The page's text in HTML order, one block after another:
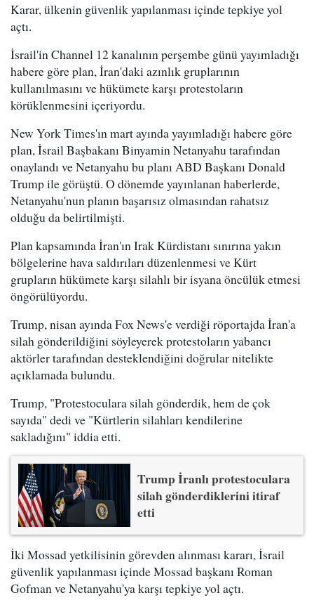
Karar, ülkenin güvenlik yapılanması içinde tepkiye yol
açtı.
İsrail'in Channel 12 kanalının perşembe günü yayımladığı
habere göre plan, İran'daki azınlık gruplarının
kullanılmasını ve hükümete karşı protestoların
körüklenmesini içeriyordu.
New York Times'ın mart ayında yayımladığı habere göre
plan, İsrail Başbakanı Binyamin Netanyahu tarafından
onaylandı ve Netanyahu bu planı ABD Başkanı Donald
Trump ile görüştü. O dönemde yayınlanan haberlerde,
Netanyahu'nun planın başarısız olmasından rahatsız
olduğu da belirtilmişti.
Plan kapsamında İran'ın Irak Kürdistanı sınırına yakın
bölgelerine hava saldırıları düzenlenmesi ve Kürt
grupların hükümete karşı silahlı bir isyana öncülük etmesi
öngörülüyordu.
Trump, nisan ayında Fox News'e verdiği röportajda İran'a
silah gönderildiğini söyleyerek protestoların yabancı
aktörler tarafından desteklendiğini doğrular nitelikte
açıklamada bulundu.
Trump, "Protestoculara silah gönderdik, hem de çok
sayıda" dedi ve "Kürtlerin silahları kendilerine
sakladığını" iddia etti.
Trump İranlı protestoculara
silah gönderdiklerini itiraf
etti
İki Mossad yetkilisinin görevden alınması kararı, İsrail
güvenlik yapılanması içinde Mossad başkanı Roman
Gofman ve Netanyahu'ya karşı tepkiye yol açtı.